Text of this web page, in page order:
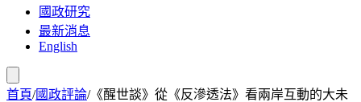
國政研究
最新消息
English
首頁/國政評論/《醒世談》從《反滲透法》看兩岸互動的大未